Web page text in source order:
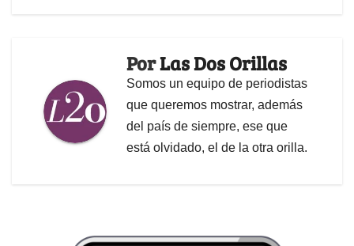
PorLas Dos Orillas
Somos un equipo de periodistas
que queremos mostrar, además
del país de siempre, ese que
está olvidado, el de la otra orilla.